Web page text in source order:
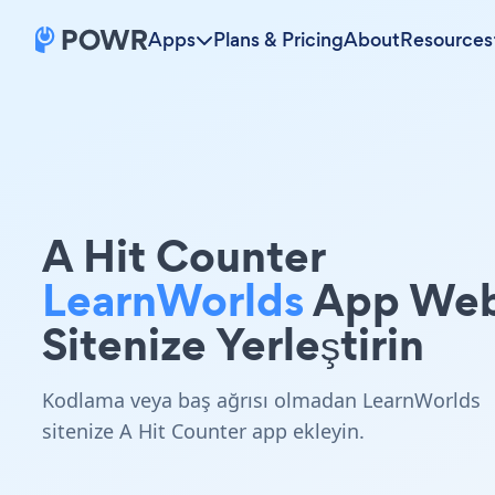
Apps Plans & PricingAboutResources
A Hit Counter
LearnWorldsApp
Sitenize Yerleştirin
Kodlama veya baş ağrısı olmadan LearnWorlds
sitenize A Hit Counter app ekleyin.